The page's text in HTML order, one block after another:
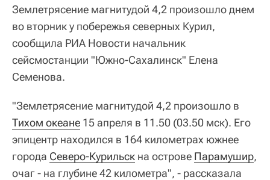
Землетрясение магнитудой 4,2 произошло днем
во вторник у побережья северных Курил,
сообщила РИА Новости начальник
сейсмостанции "Южно-Сахалинск" Елена
Семенова.
"Землетрясение магнитудой 4,2 произошло в
Тихом океане 15 апреля в 11.50 (03.50 мск). Его
эпицентр находился в 164 километрах южнее
города Северо-Курильск на острове Парамушир,
очаг - на глубине 42 километра", - рассказала